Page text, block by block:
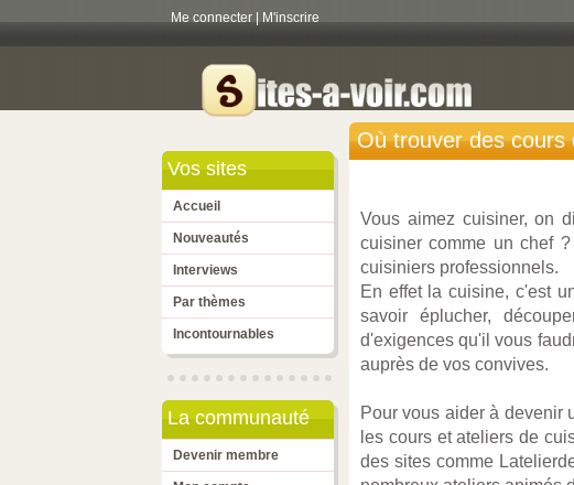
Me connecter M'inscrire
Vos sites
Accueil
Nouveautés
Interviews
Par thèmes
Incontournables
La communauté
Devenir membre
Où trouver des cours
Vous aimez cuisiner, on
cuisiner comme un chef
cuisiniers professionnels.
En effet la cuisine, c'est
savoir éplucher,
d'exigences qu'il vous
auprès de vos convives.
Pour vous aider à devenir
les cours et ateliers de
des sites comme